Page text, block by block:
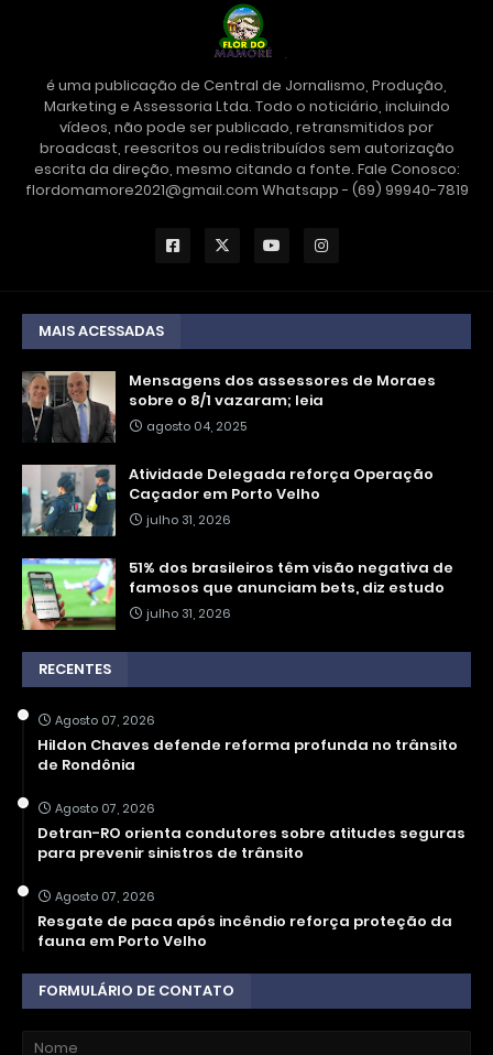
é uma publicação de Central de Jornalismo, Produção,
Marketing e Assessoria Ltda. Todo o noticiário, incluindo
vídeos, não pode ser publicado, retransmitidos por
broadcast, reescritos ou redistribuídos sem autorização
escrita da direção, mesmo citando a fonte. Fale Conosco:
flordomamore2021@gmail.com Whatsapp - (69) 99940-7819
MAIS ACESSADAS
Mensagens dos assessores de Moraes
sobre o 8/1 vazaram; leia
agosto 04, 2025
Atividade Delegada reforça Operação
Caçador em Porto Velho
julho 31, 2026
51% dos brasileiros têm visão negativa de
famosos que anunciam bets, diz estudo
julho 31, 2026
RECENTES
Agosto 07, 2026
Hildon Chaves defende reforma profunda no trânsito
de Rondônia
Agosto 07, 2026
Detran-RO orienta condutores sobre atitudes seguras
para prevenir sinistros de trânsito
Agosto 07, 2026
Resgate de paca após incêndio reforça proteção da
fauna em Porto Velho
FORMULÁRIO DE CONTATO